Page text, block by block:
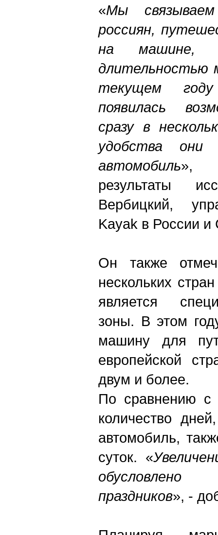
«Мы
россиян,
на машине,
длительностью
текущем
появилась
сразу в
удобства
автомобиль», -
результаты
Вербицкий,
Kayak в России и
Он также
нескольких
является
зоны. В этом
машину для
европейской
двум и более.
По сравнению с
количество
автомобиль,
суток. «
праздников», -